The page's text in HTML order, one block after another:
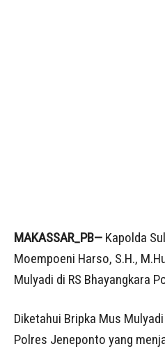
MAKASSAR_PB— Kapolda
Moempoeni Harso, S.H.,
Mulyadi di RS Bhayangkara
Diketahui Bripka Mus
Polres Jeneponto yang